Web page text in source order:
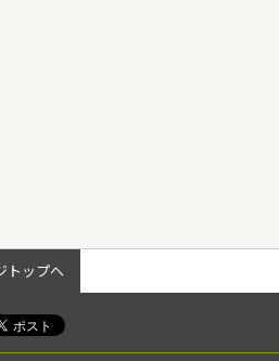
トップへ